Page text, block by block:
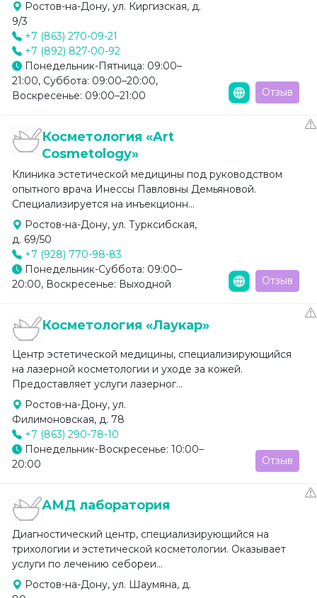
Ростов-на-Дону, ул. Киргизская, д.
9/3
+7 (863) 270-09-21
+7 (892) 827-00-92
Понедельник-Пятница: 09:00–
21:00, Суббота: 09:00–20:00,
Воскресенье: 09:00–21:00
Отзыв
Косметология «Art
Cosmetology»
Клиника эстетической медицины под руководством
опытного врача Инессы Павловны Демьяновой.
Специализируется на инъекционн...
Ростов-на-Дону, ул. Турксибская,
д. 69/50
+7 (928) 770-98-83
Понедельник-Суббота: 09:00–
20:00, Воскресенье: Выходной
Отзыв
Косметология «Лаукар»
Центр эстетической медицины, специализирующийся
на лазерной косметологии и уходе за кожей.
Предоставляет услуги лазерног...
Ростов-на-Дону, ул.
Филимоновская, д. 78
+7 (863) 290-78-10
Понедельник-Воскресенье: 10:00–
20:00
Отзыв
АМД лаборатория
Диагностический центр, специализирующийся на
трихологии и эстетической косметологии. Оказывает
услуги по лечению себореи...
Ростов-на-Дону, ул. Шаумяна, д.